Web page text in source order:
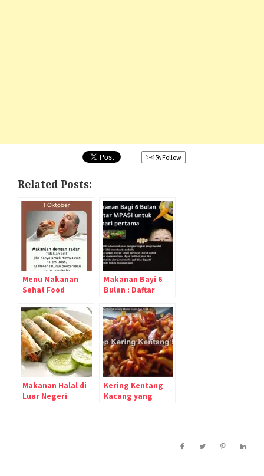
Follow
Related Posts:
Menu Makanan
Sehat Food
Makanan Bayi 6
Bulan : Daftar
hari pertama
Makanan Halal di
Luar Negeri
Kering Kentang
Kacang yang